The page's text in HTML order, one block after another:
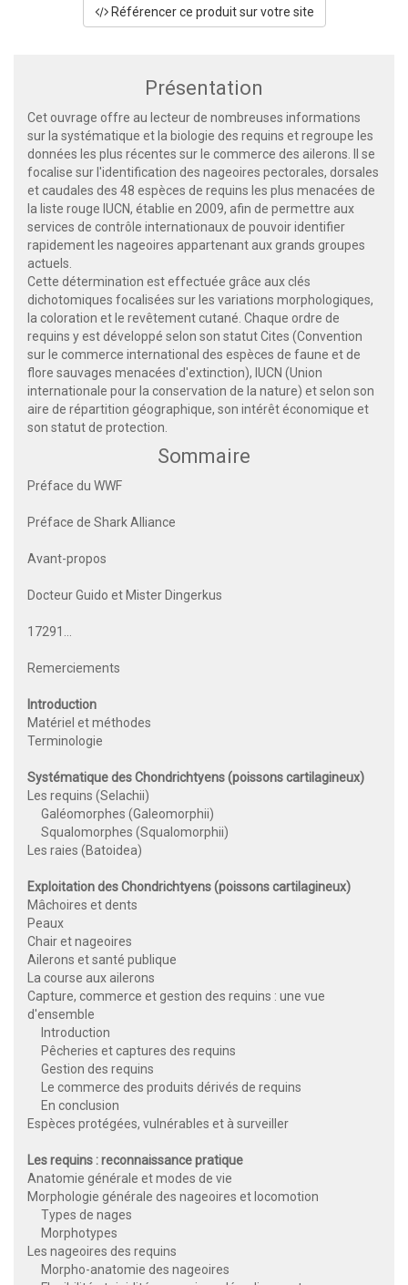
Référencer ce produit sur votre site
Présentation
Cet ouvrage offre au lecteur de nombreuses informations
sur la systématique et la biologie des requins et regroupe les
données les plus récentes sur le commerce des ailerons. Il se
focalise sur l'identification des nageoires pectorales, dorsales
et caudales des 48 espèces de requins les plus menacées de
la liste rouge IUCN, établie en 2009, afin de permettre aux
services de contrôle internationaux de pouvoir identifier
rapidement les nageoires appartenant aux grands groupes
actuels.
Cette détermination est effectuée grâce aux clés
dichotomiques focalisées sur les variations morphologiques,
la coloration et le revêtement cutané. Chaque ordre de
requins y est développé selon son statut Cites (Convention
sur le commerce international des espèces de faune et de
flore sauvages menacées d'extinction), IUCN (Union
internationale pour la conservation de la nature) et selon son
aire de répartition géographique, son intérêt économique et
son statut de protection.
Sommaire
Préface du WWF
Préface de Shark Alliance
Avant-propos
Docteur Guido et Mister Dingerkus
17291…
Remerciements
Introduction
Matériel et méthodes
Terminologie
Systématique des Chondrichtyens (poissons cartilagineux)
Les requins (Selachii)
Galéomorphes (Galeomorphii)
Squalomorphes (Squalomorphii)
Les raies (Batoidea)
Exploitation des Chondrichtyens (poissons cartilagineux)
Mâchoires et dents
Peaux
Chair et nageoires
Ailerons et santé publique
La course aux ailerons
Capture, commerce et gestion des requins : une vue
d'ensemble
Introduction
Pêcheries et captures des requins
Gestion des requins
Le commerce des produits dérivés de requins
En conclusion
Espèces protégées, vulnérables et à surveiller
Les requins : reconnaissance pratique
Anatomie générale et modes de vie
Morphologie générale des nageoires et locomotion
Types de nages
Morphotypes
Les nageoires des requins
Morpho-anatomie des nageoires